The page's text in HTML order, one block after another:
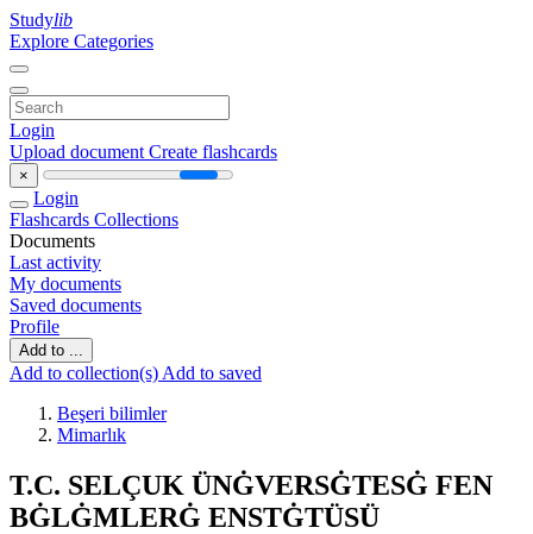
Studylib
Explore Categories
Login
Upload document Create flashcards
×
Login
Flashcards Collections
Documents
Last activity
My documents
Saved documents
Profile
Add to ...
Add to collection(s) Add to saved
Beşeri bilimler
Mimarlık
T.C. SELÇUK ÜNĠVERSĠTESĠ FEN
BĠLĠMLERĠ ENSTĠTÜSÜ